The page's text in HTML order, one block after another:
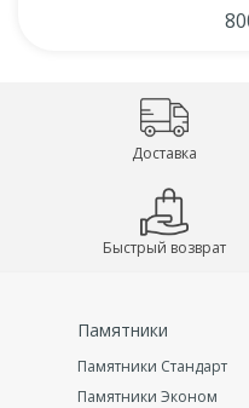
Доставка
Быстрый возврат
Памятники
Памятники Стандарт
Памятники Эконом